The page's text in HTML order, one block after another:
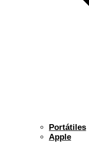
Portátiles
Apple